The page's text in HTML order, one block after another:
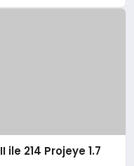
ile 214 Projeye 1.7